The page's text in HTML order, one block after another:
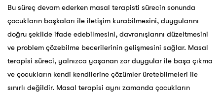
Bu süreç devam ederken masal terapisti sürecin sonunda
çocukların başkaları ile iletişim kurabilmesini, duygularını
doğru şekilde ifade edebilmesini, davranışlarını düzeltmesini
ve problem çözebilme becerilerinin gelişmesini sağlar. Masal
terapisi süreci, yalnızca yaşanan zor duygular ile başa çıkma
ve çocukların kendi kendilerine çözümler üretebilmeleri ile
sınırlı değildir. Masal terapisi aynı zamanda çocukların